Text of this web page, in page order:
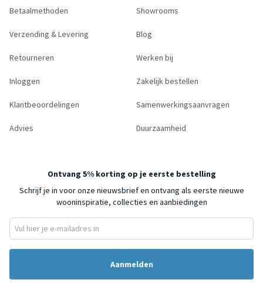
Betaalmethoden
Verzending & Levering
Retourneren
Inloggen
Klantbeoordelingen
Advies
Showrooms
Blog
Werken bij
Zakelijk bestellen
Samenwerkingsaanvragen
Duurzaamheid
Ontvang 5% korting op je eerste bestelling
Schrijf je in voor onze nieuwsbrief en ontvang als eerste nieuwe
wooninspiratie, collecties en aanbiedingen
Aanmelden